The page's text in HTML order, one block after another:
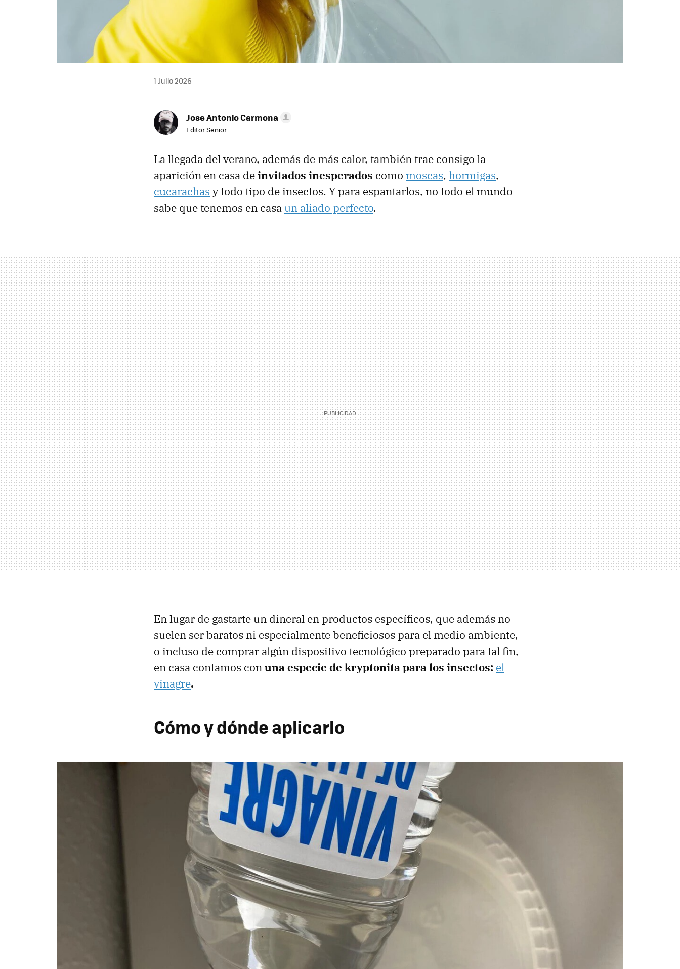
1 Julio 2026
Jose Antonio Carmona
Editor Senior
La llegada del verano, además de más calor, también trae consigo la
aparición en casa deinvitados inesperados como moscas, hormigas,
cucarachas y todo tipo de insectos. Y para espantarlos, no todo el mundo
sabe que tenemos en casaun aliado perfecto.
En lugar de gastarte un dineral en productos específicos, que además no
suelen ser baratos ni especialmente beneficiosos para el medio ambiente,
o incluso de comprar algún dispositivo tecnológico preparado para tal fin,
en casa contamos conuna especie de kryptonita para los insectos: el
vinagre.
Cómo y dónde aplicarlo